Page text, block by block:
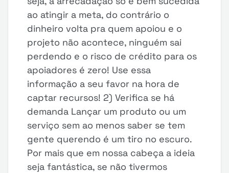
ao atingir a meta, do contrário o
dinheiro volta pra quem apoiou e o
projeto não acontece, ninguém sai
perdendo e o risco de crédito para os
apoiadores é zero! Use essa
informação a seu favor na hora de
captar recursos! 2) Verifica se há
demanda Lançar um produto ou um
serviço sem ao menos saber se tem
gente querendo é um tiro no escuro.
Por mais que em nossa cabeça a ideia
seja fantástica, se não tivermos